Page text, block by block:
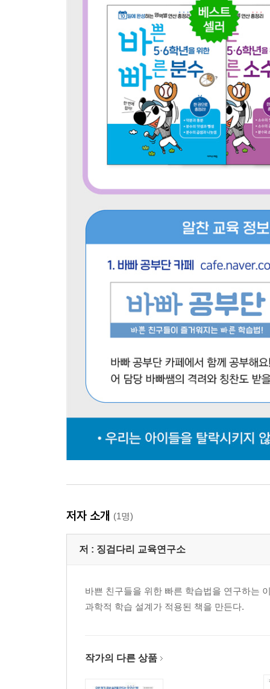
저자 소개 (1명)
저 : 징검다리 교육연구소
바쁜 친구들을 위한 빠른 학습법을 연구하는
과학적 학습 설계가 적용된 책을 만든다.
작가의 다른 상품